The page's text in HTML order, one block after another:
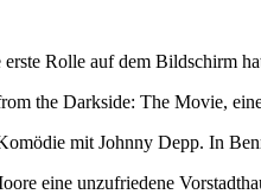
Rolle auf dem Bildschirm
the Darkside: The Movie,
mit Johnny Depp. In
eine unzufriedene